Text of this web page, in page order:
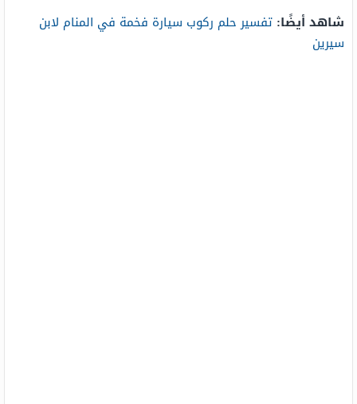
شاهد أيضًا: تفسير حلم ركوب سيارة فخمة في المنام لابن
سيرين